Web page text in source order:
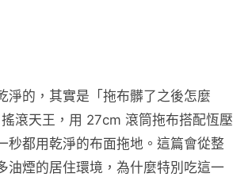
淨的，其實是「拖布髒了之後怎麼
滾天王，用 27cm 滾筒拖布搭配恆壓
秒都用乾淨的布面拖地。這篇會從整
油煙的居住環境，為什麼特別吃這一